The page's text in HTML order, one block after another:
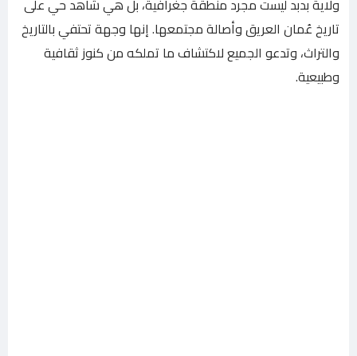
تاريخ عُمان العريق وأصالة مجتمعها. إنها وجهة تحتفي بالتاريخ
والتراث، وتدعو الجميع لاكتشاف ما تملكه من كنوز ثقافية
وطبيعية.